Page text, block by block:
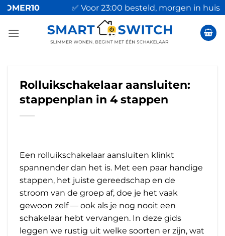
Ga
naar
inhoud
✅ Voor 23:00 besteld, morgen in huis
Rolluikschakelaar aansluiten:
stappenplan in 4 stappen
Een rolluikschakelaar aansluiten klinkt
spannender dan het is. Met een paar handige
stappen, het juiste gereedschap en de
stroom van de groep af, doe je het vaak
gewoon zelf — ook als je nog nooit een
schakelaar hebt vervangen. In deze gids
leggen we rustig uit welke soorten er zijn, wat